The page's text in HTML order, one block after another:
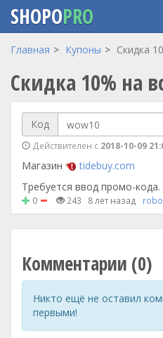
Перейти
основному
содержанию
SHOPOPRO
Главная Купоны Cкидка
Cкидка 10% на
Код
Действителен с 2018-10-09
Магазин
tidebuy.com
Требуется ввод промо-кода.
0 243 8 лет назад
Комментарии (0)
Никто ещё не оставил
первыми!